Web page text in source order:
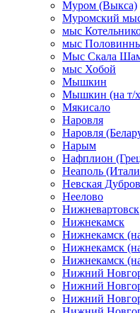
Муром (Выкса)
Муромский
мыс
мыс
Мыс Скала
мыс Хобой
Мышкин
Мышкин (на т/
Мякисало
Наровля
Наровля
Нарым
Нафплион
Неаполь
Невская
Неелово
Нижневартовск
Нижнекамск
Нижнекамск
Нижнекамск
Нижнекамск
Нижний
Нижний
Нижний